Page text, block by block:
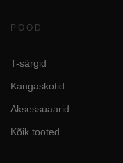
POOD
T-särgid
Kangaskotid
Aksessuaarid
Kõik tooted